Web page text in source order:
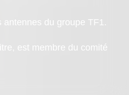
du groupe TF1.
est membre du comité